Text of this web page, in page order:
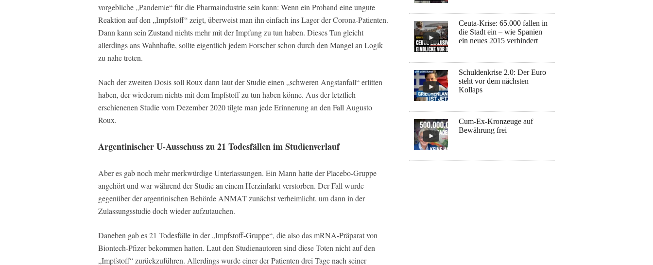
vorgebliche „Pandemie“ für die Pharmaindustrie sein kann: Wenn ein Proband eine ungute
Reaktion auf den „Impfstoff“ zeigt, überweist man ihn einfach ins Lager der Corona-Patienten.
Dann kann sein Zustand nichts mehr mit der Impfung zu tun haben. Dieses Tun gleicht
allerdings ans Wahnhafte, sollte eigentlich jedem Forscher schon durch den Mangel an Logik
zu nahe treten.
Nach der zweiten Dosis soll Roux dann laut der Studie einen „schweren Angstanfall“ erlitten
haben, der wiederum nichts mit dem Impfstoff zu tun haben könne. Aus der letztlich
erschienenen Studie vom Dezember 2020 tilgte man jede Erinnerung an den Fall Augusto
Roux.
Argentinischer U-Ausschuss zu 21 Todesfällen im Studienverlauf
Aber es gab noch mehr merkwürdige Unterlassungen. Ein Mann hatte der Placebo-Gruppe
angehört und war während der Studie an einem Herzinfarkt verstorben. Der Fall wurde
gegenüber der argentinischen Behörde ANMAT zunächst verheimlicht, um dann in der
Zulassungsstudie doch wieder aufzutauchen.
Daneben gab es 21 Todesfälle in der „Impfstoff-Gruppe“, die also das mRNA-Präparat von
Biontech-Pfizer bekommen hatten. Laut den Studienautoren sind diese Toten nicht auf den
„Impfstoff“ zurückzuführen. Allerdings wurde einer der Patienten drei Tage nach seiner
Ceuta-Krise: 65.000 fallen in
die Stadt ein – wie Spanien
ein neues 2015 verhindert
Schuldenkrise 2.0: Der Euro
steht vor dem nächsten
Kollaps
Cum-Ex-Kronzeuge auf
Bewährung frei